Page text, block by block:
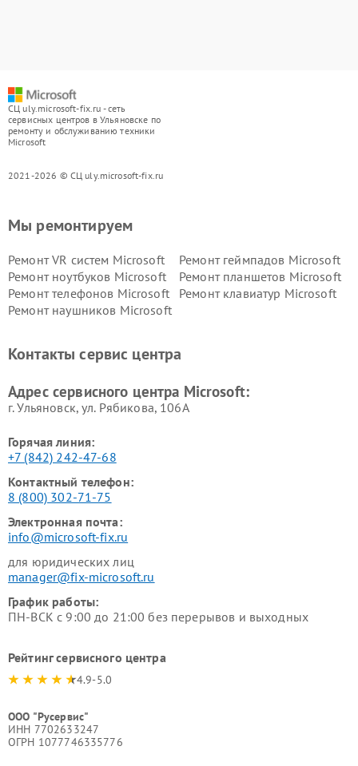
СЦ uly.microsoft-fix.ru - сеть
сервисных центров в Ульяновске по
ремонту и обслуживанию техники
Microsoft
2021-2026 © СЦ uly.microsoft-fix.ru
Мы ремонтируем
Ремонт VR систем Microsoft
Ремонт геймпадов Microsoft
Ремонт ноутбуков Microsoft
Ремонт планшетов Microsoft
Ремонт телефонов Microsoft
Ремонт клавиатур Microsoft
Ремонт наушников Microsoft
Контакты сервис центра
Адрес сервисного центра Microsoft:
г. Ульяновск, ул. Рябикова, 106А
Горячая линия:
+7 (842) 242-47-68
Контактный телефон:
8 (800) 302-71-75
Электронная почта:
info@microsoft-fix.ru
для юридических лиц
manager@fix-microsoft.ru
График работы:
ПН-ВСК с 9:00 до 21:00 без перерывов и выходных
Рейтинг сервисного центра
4.9-5.0
ООО "Русервис"
ИНН 7702633247
ОГРН 1077746335776